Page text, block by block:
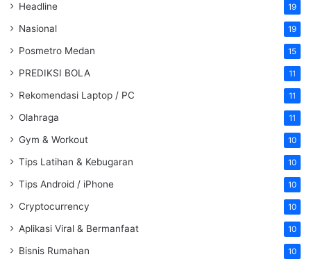
Headline 19
Nasional 19
Posmetro Medan 15
PREDIKSI BOLA 11
Rekomendasi Laptop / PC 11
Olahraga 11
Gym & Workout 10
Tips Latihan & Kebugaran 10
Tips Android / iPhone 10
Cryptocurrency 10
Aplikasi Viral & Bermanfaat 10
Bisnis Rumahan 10